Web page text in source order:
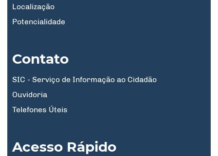
Localização
Potencialidade
Contato
SIC - Serviço de Informação ao Cidadão
Ouvidoria
Telefones Úteis
Acesso Rápido